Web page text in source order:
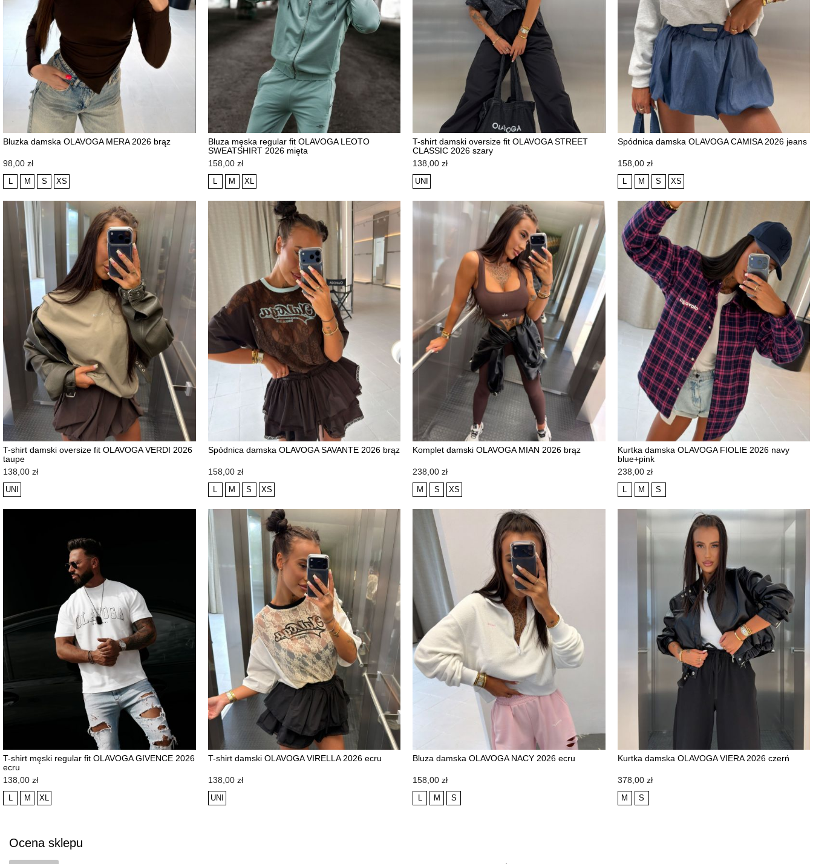
NOWOŚĆ
Bluzka damska OLAVOGA MERA 2026 brąz
Cena
98,00 zł
L M S XS
NOWOŚĆ
Bluza męska regular fit OLAVOGA LEOTO
SWEATSHIRT 2026 mięta
Cena
158,00 zł
L M XL
NOWOŚĆ
T-shirt damski oversize fit OLAVOGA STREET
CLASSIC 2026 szary
Cena
138,00 zł
UNI
NOWOŚĆ
Spódnica damska OLAVOGA CAMISA 2026 jeans
Cena
158,00 zł
L M S XS
NOWOŚĆ
T-shirt damski oversize fit OLAVOGA VERDI 2026
taupe
Cena
138,00 zł
UNI
NOWOŚĆ
Spódnica damska OLAVOGA SAVANTE 2026 brąz
Cena
158,00 zł
L M S XS
NOWOŚĆ
Komplet damski OLAVOGA MIAN 2026 brąz
Cena
238,00 zł
M S XS
NOWOŚĆ
Kurtka damska OLAVOGA FIOLIE 2026 navy
blue+pink
Cena
238,00 zł
L M S
NOWOŚĆ
T-shirt męski regular fit OLAVOGA GIVENCE 2026
ecru
Cena
138,00 zł
L M XL
NOWOŚĆ
T-shirt damski OLAVOGA VIRELLA 2026 ecru
Cena
138,00 zł
UNI
NOWOŚĆ
Bluza damska OLAVOGA NACY 2026 ecru
Cena
158,00 zł
L M S
NOWOŚĆ
Kurtka damska OLAVOGA VIERA 2026 czerń
Cena
378,00 zł
M S
Ocena sklepu